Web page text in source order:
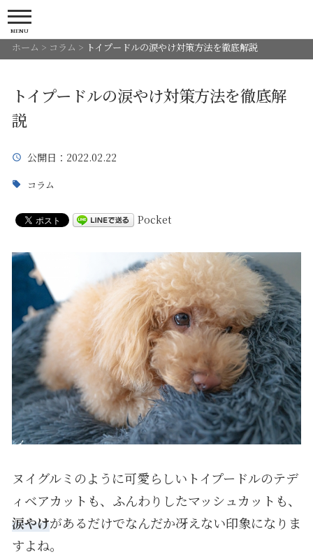
MENU
ホーム > コラム > トイプードルの涙やけ対策方法を徹底解説
トイプードルの涙やけ対策方法を徹底解
説
公開日 ：2022.02.22
コラム
Pocket
ヌイグルミのように可愛らしいトイプードルのテデ
ィベアカットも、ふんわりしたマッシュカットも、
涙やけがあるだけでなんだか冴えない印象になりま
すよね。